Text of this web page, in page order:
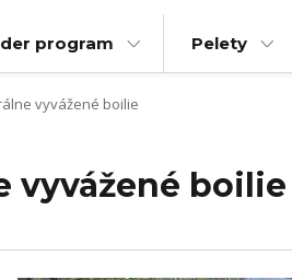
program Pelety
vyvážené boilie
vyvážené boilie